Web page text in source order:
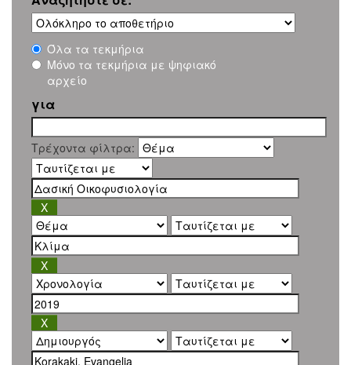
Όλα τα τεκμήρια
Μόνο τα τεκμήρια με ψηφιακό
αρχείο
για
Τρέχοντα φίλτρα: